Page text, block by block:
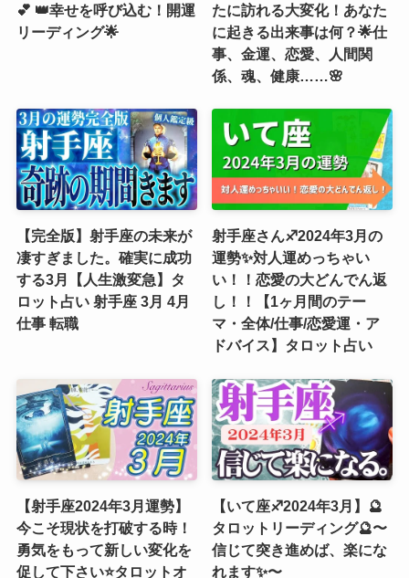
💕 👑幸せを呼び込む！開運
リーディング🌟
たに訪れる大変化！あなた
に起きる出来事は何？🌟仕
事、金運、恋愛、人間関
係、魂、健康……🌸
【完全版】射手座の未来が
凄すぎました。確実に成功
する3月【人生激変急】タ
ロット占い 射手座 3月 4月
仕事 転職
射手座さん♐2024年3月の
運勢✨対人運めっちゃい
い！！恋愛の大どんでん返
し！！【1ヶ月間のテー
マ・全体/仕事/恋愛運・ア
ドバイス】タロット占い
【射手座2024年3月運勢】
今こそ現状を打破する時！
勇気をもって新しい変化を
促して下さい⭐️タロットオ
【いて座♐️2024年3月】🔮
タロットリーディング🔮〜
信じて突き進めば、楽にな
れます✨〜